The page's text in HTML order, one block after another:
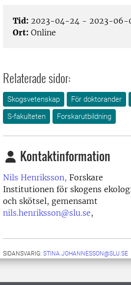
Tid: 2023-04-24 - 2023-06-
Ort: Online
Relaterade sidor:
Skogsvetenskap För doktorander
S-fakulteten
Forskarutbildning
Kontaktinformation
Nils Henriksson, Forskare
Institutionen för skogens
och skötsel, gemensamt
nils.henriksson@slu.se,
SIDANSVARIG: STINA.JOHANNESSON@SLU.SE